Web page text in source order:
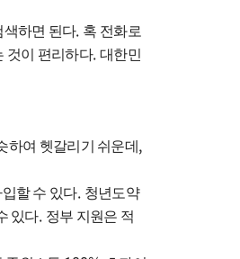
색하면 된다. 혹 전화로
것이 편리하다. 대한민
하여 헷갈리기 쉬운데 ,
할 수 있다. 청년도약
있다. 정부 지원은 적